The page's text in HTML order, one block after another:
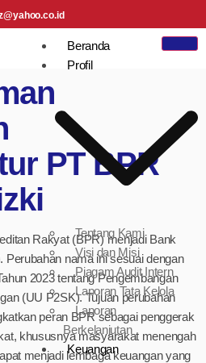
Beranda
Profil
Tentang Kami
Visi dan Misi
Piagam Audit Intern
Laporan Tata Kelola
Laporan
Berkelanjutan
Keuangan
PT BPR
Rakyat (BPR) menjadi Bank
nama ini sesuai dengan
2023 tentang Pengembangan
(UU P2SK). Tujuan perubahan
peran BPR sebagai penggerak
khususnya masyarakat menengah
menjadi lembaga keuangan yang